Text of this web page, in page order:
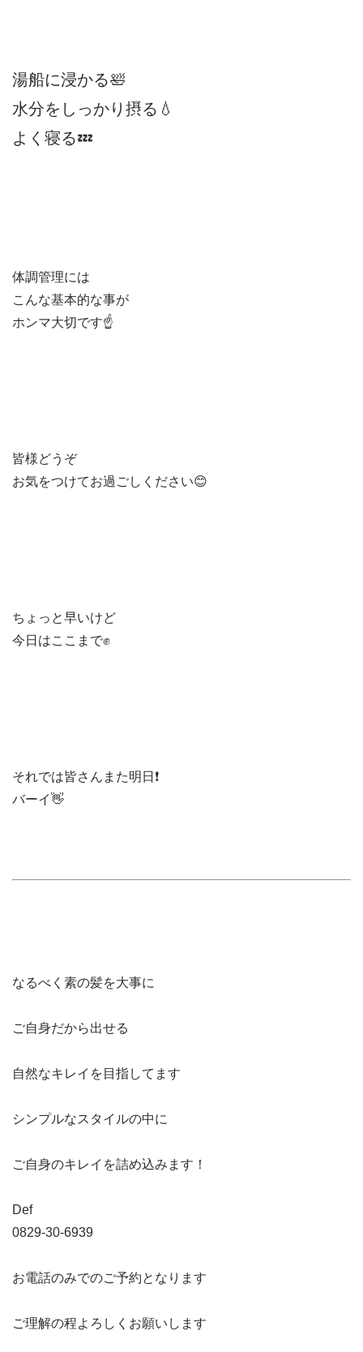
湯船に浸かる🛀
水分をしっかり 摂る💧
よく寝る💤
体調管理には
こんな基本的な事が
ホンマ大切です☝️
皆様どうぞ
お気をつけてお過ごしください😊
ちょっと早いけど
今日はここまで✊
それでは皆さんまた明日❗️
バーイ👋
なるべく素の髪を大事に
ご自身だから出せる
自然なキレイを目指してます
シンプルなスタイルの中に
ご自身のキレイを詰め込みます！
Def
0829-30-6939
お電話のみでのご予約となります
ご理解の程よろしくお願いします